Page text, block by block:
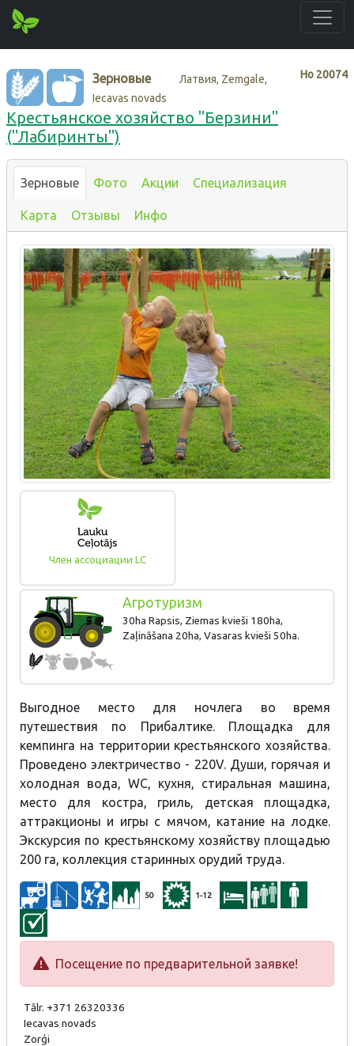
Нo 20074
Зерновые
Латвия, Zemgale,
Iecavas novads
Крестьянское хозяйство "Берзини"
("Лабиринты")
Зерновые Фото Акции Специализация
Карта Отзывы Инфо
Член ассоциации LC
Агротуризм
30ha Rapsis, Ziemas kvieši 180ha,
Zaļināšana 20ha, Vasaras kvieši 50ha.
Выгодное место для ночлега во время
путешествия по Прибалтике. Площадка для
кемпинга на территории крестьянского хозяйства.
Проведено электричество - 220V. Души, горячая и
холодная вода, WC, кухня, стиральная машина,
место для костра, гриль, детская площадка,
аттракционы и игры с мячом, катание на лодке.
Экскурсия по крестьянскому хозяйству площадью
200 га, коллекция старинных орудий труда.
50 1-12
Посещение по предварительной заявке!
Tālr. +371 26320336
Iecavas novads
Zorģi